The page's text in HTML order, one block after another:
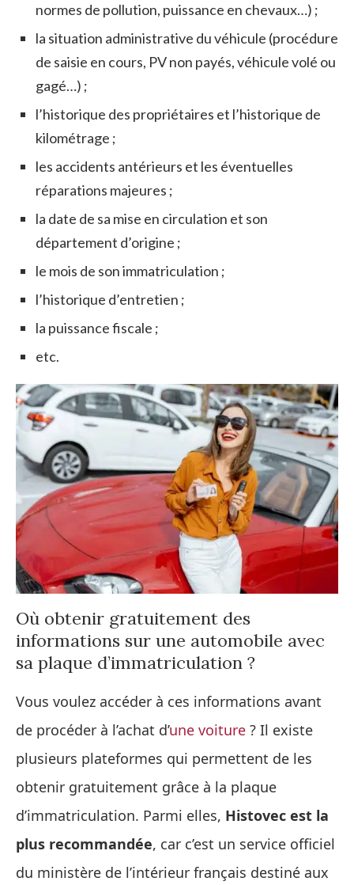
normes de pollution, puissance en chevaux…) ;
la situation administrative du véhicule (procédure
de saisie en cours, PV non payés, véhicule volé ou
gagé…) ;
l’historique des propriétaires et l’historique de
kilométrage ;
les accidents antérieurs et les éventuelles
réparations majeures ;
la date de sa mise en circulation et son
département d’origine ;
le mois de son immatriculation ;
l’historique d’entretien ;
la puissance fiscale ;
etc.
Où obtenir gratuitement des
informations sur une automobile avec
sa plaque d’immatriculation ?
Vous voulez accéder à ces informations avant
de procéder à l’achat d’une voiture ? Il existe
plusieurs plateformes qui permettent de les
obtenir gratuitement grâce à la plaque
d’immatriculation. Parmi elles, Histovec est la
plus recommandée, car c’est un service officiel
du ministère de l’intérieur français destiné aux